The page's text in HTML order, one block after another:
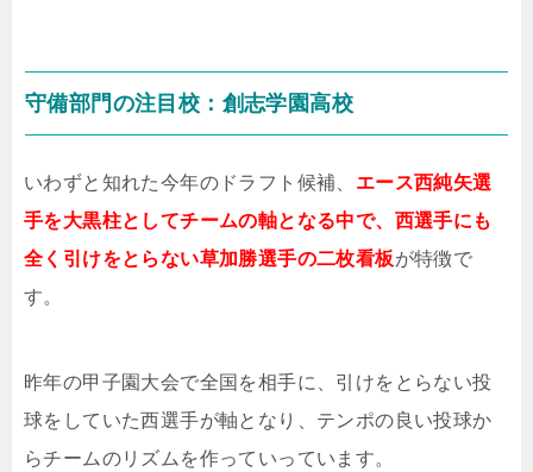
守備部門の注目校：創志学園高校
いわずと知れた今年のドラフト候補、 エース西純矢選
手を大黒柱としてチームの軸となる中で、西選手にも
全く引けをとらない草加勝選手の二枚看板が特徴で
す。
昨年の甲子園大会で全国を相手に、引けをとらない投
球をしていた西選手が軸となり、テンポの良い投球か
らチームのリズムを作っていっています。